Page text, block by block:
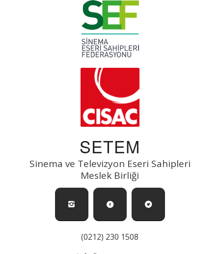
SETEM
Sinema ve Televizyon Eseri Sahipleri
Meslek Birliği
(0212) 230 1508